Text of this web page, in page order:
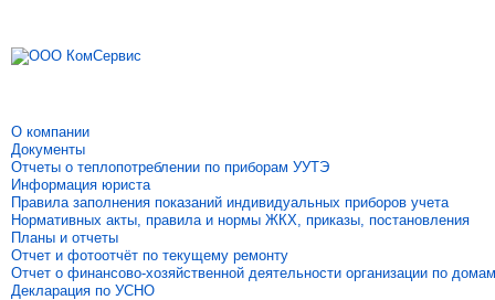
О компании
Документы
Отчеты о теплопотреблении по приборам УУТЭ
Информация юриста
Правила заполнения показаний индивидуальных приборов учета
Нормативных акты, правила и нормы ЖКХ, приказы, постановления
Планы и отчеты
Отчет и фотоотчёт по текущему ремонту
Отчет о финансово-хозяйственной деятельности организации по домам
Декларация по УСНО